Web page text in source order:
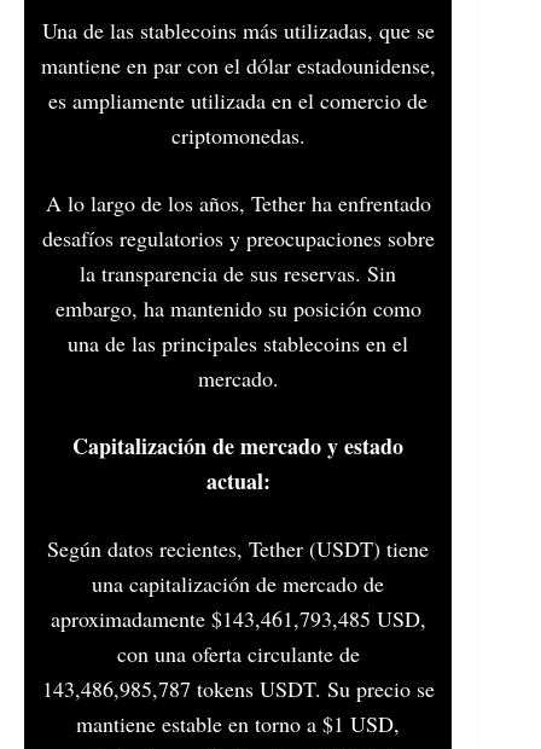
Una de las stablecoins más utilizadas, que se
mantiene en par con el dólar estadounidense,
es ampliamente utilizada en el comercio de
criptomonedas.
A lo largo de los años, Tether ha enfrentado
desafíos regulatorios y preocupaciones sobre
la transparencia de sus reservas. Sin
embargo, ha mantenido su posición como
una de las principales stablecoins en el
mercado.​
Capitalización de mercado y estado
actual:
Según datos recientes, Tether (USDT) tiene
una capitalización de mercado de
aproximadamente $143,461,793,485 USD,
con una oferta circulante de
143,486,985,787 tokens USDT. Su precio se
mantiene estable en torno a $1 USD,